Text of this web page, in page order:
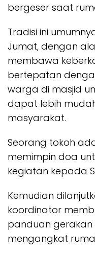
bergeser saat
Tradisi ini
Jumat, dengan
membawa
bertepatan
warga di masjid
dapat lebih
masyarakat.
Seorang tokoh
memimpin doa
kegiatan kepada
Kemudian
koordinator
panduan
mengangkat